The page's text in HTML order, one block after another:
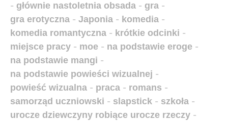
- głównie nastoletnia obsada - gra -
gra erotyczna - Japonia - komedia -
komedia romantyczna - krótkie odcinki -
miejsce pracy - moe - na podstawie eroge -
na podstawie mangi -
na podstawie powieści wizualnej -
powieść wizualna - praca - romans -
samorząd uczniowski - slapstick - szkoła -
urocze dziewczyny robiące urocze rzeczy -